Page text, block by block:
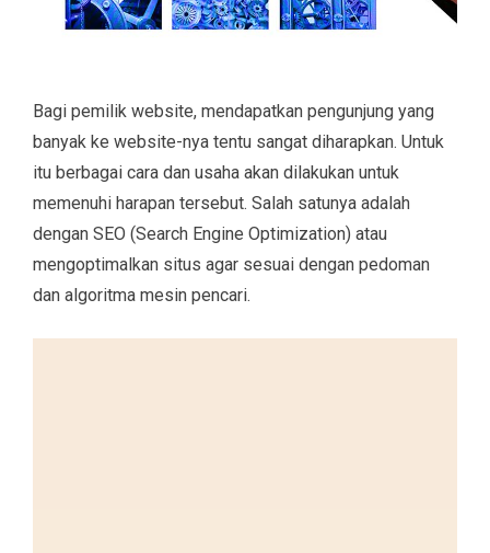
Bagi pemilik website, mendapatkan pengunjung yang
banyak ke website-nya tentu sangat diharapkan. Untuk
itu berbagai cara dan usaha akan dilakukan untuk
memenuhi harapan tersebut. Salah satunya adalah
dengan SEO (Search Engine Optimization) atau
mengoptimalkan situs agar sesuai dengan pedoman
dan algoritma mesin pencari.